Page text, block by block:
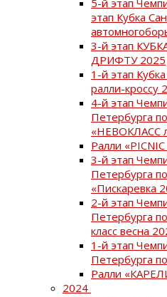
этап Кубка
3-й этап
ДРИФТУ 2025
1-й этап
ралли-кроссу
4-й этап
Петербурга
«НЕВОКЛАСС
Ралли
3-й этап
Петербурга
«Пискаревка
2-й этап
Петербурга
класс весна
1-й этап
Петербурга
Ралли
2024